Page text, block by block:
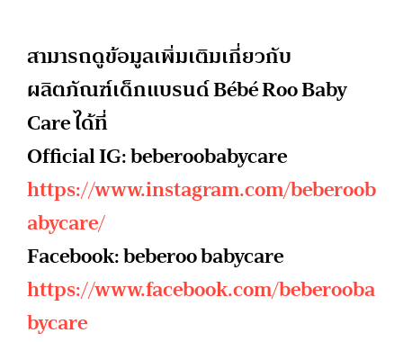
สามารถดูข้อมูลเพิ่มเติมเกี่ยวกับ
ผลิตภัณฑ์เด็กแบรนด์ Bébé Roo Baby
Care ได้ที่
Official IG: beberoobabycare
https://www.instagram.com/beberoob
abycare/
Facebook: beberoo babycare
https://www.facebook.com/beberooba
bycare